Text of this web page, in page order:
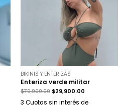
BIKINIS Y ENTERIZAS
Enteriza verde militar
$79,900.00 $29,900.00
3 Cuotas sin interés de